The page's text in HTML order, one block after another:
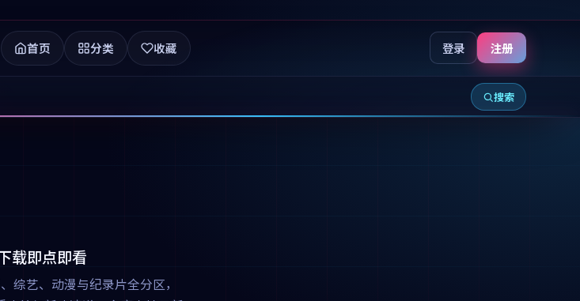
首页 分类 收藏 登录 注册
搜索
载即点即看
综艺、动漫与纪录片全分区，